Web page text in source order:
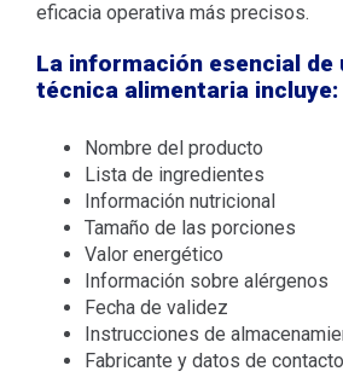
eficacia operativa más precisos.
La información esencial de
técnica alimentaria incluye:
Nombre del producto
Lista de ingredientes
Información nutricional
Tamaño de las porciones
Valor energético
Información sobre alérgenos
Fecha de validez
Instrucciones de
Fabricante y datos de contacto